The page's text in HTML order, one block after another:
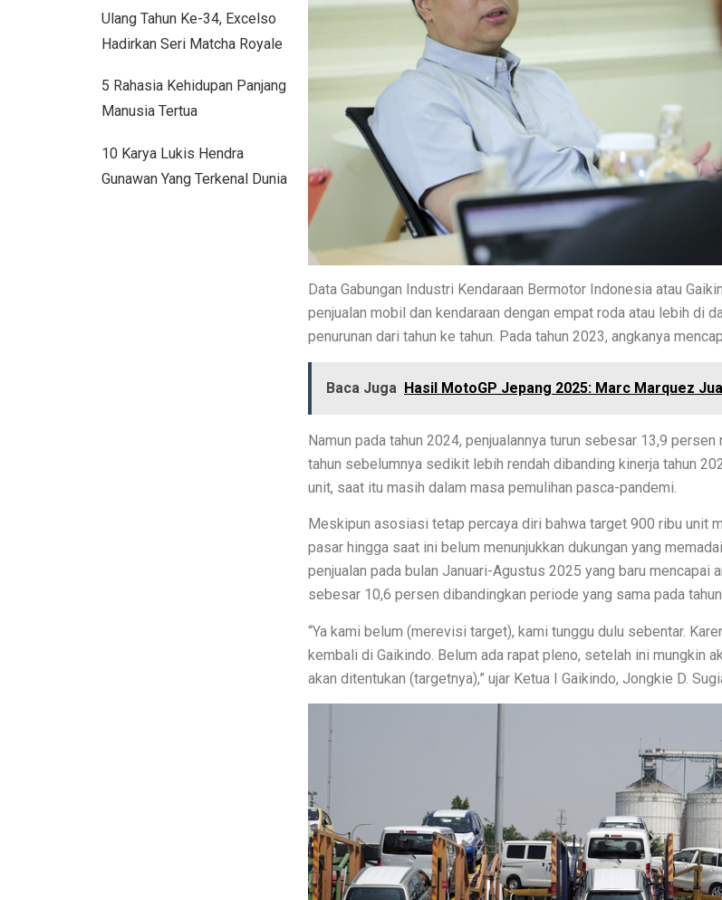
Inspirasi Warna Cat Pagar yang Elegan dan Pasti Sukses
Tips Pemasangan Plafon PVC Rangka Hollow Modern
8 Ciri Rumah Tropis Sederhana: Hunian Asri, Sejuk, dan Nyaman
Keunggulan dan Kekurangan Plafon PVC yang Harus Diketahui
Literasi AI Jadi Dasar Penting bagi Talent Digital
Studi: Risiko Penyakit Jantung Terkait Hampir Semua Kasus
5 Ciri Interior Rumah Scandinavian yang Sederhana dan Elegan!
5 Fakta Menarik Ikan Green Terror yang Agresif dan Melindungi Anaknya
5 Rekomendasi Film Park Chan Wook yang Harus Ditonton
Ulang Tahun ke-34, Excelso Hadirkan Seri Matcha Royale
Terapi Ginjal dengan Teknologi Cuci Darah Terbaru
5 Rahasia Kehidupan Panjang Manusia Tertua
10 Karya Lukis Hendra Gunawan yang Terkenal Dunia
Casa Modena, Kafe Rumah yang Nyaman di Modena x Titik Temu
Desain Rumah Minimalis, Tampilan Menarik!
Prakiraan Cuaca OKU Timur 2 Oktober 2025: Martapura dan Sekitar Diprediksi Hujan
Lukisan Raden Saleh: Ikon Seni Nusantara
Mengungkap Pengalaman Suara Hebat di Galaxy Buds Core, TWS Murah dari Samsung
Laptop Lokal Harga 2 Jutaan dengan Spesifikasi Gahar! Advan Soulmate X2 Jadi
Rahasia iPhone 17 Pro Max Tahan Panas: Teknologi SSD Cooler!
Detoks Digital untuk Gen Z, Tenangkan Pikiran?
5 HP Android Tercepat 2025 dengan Snapdragon 8 Elite, Kuasai Lawan!
Laptop Murah 4 Jutaan untuk Pelajar Aktif, Tugas Lancar dan Hiburan Tak Terhenti
Honda PCX160: Spesifikasi Mewah yang Membuat Ngiler!
Ulang Tahun Ke-34, Excelso
Hadirkan Seri Matcha Royale
5 Rahasia Kehidupan Panjang
Manusia Tertua
10 Karya Lukis Hendra
Gunawan Yang Terkenal Dunia
Data Gabungan Industri Kendaraan Bermotor Indonesia atau
penjualan mobil dan kendaraan dengan empat roda atau lebih di
penurunan dari tahun ke tahun. Pada tahun 2023, angkanya
Baca Juga Hasil MotoGP Jepang 2025: Marc Marquez
Namun pada tahun 2024, penjualannya turun sebesar 13,9
tahun sebelumnya sedikit lebih rendah dibanding kinerja tahun
unit, saat itu masih dalam masa pemulihan pasca-pandemi.
Meskipun asosiasi tetap percaya diri bahwa target 900 ribu unit
pasar hingga saat ini belum menunjukkan dukungan yang
penjualan pada bulan Januari-Agustus 2025 yang baru mencapai
sebesar 10,6 persen dibandingkan periode yang sama pada
“Ya kami belum (merevisi target), kami tunggu dulu sebentar.
kembali di Gaikindo. Belum ada rapat pleno, setelah ini mungkin
akan ditentukan (targetnya),” ujar Ketua I Gaikindo, Jongkie D.